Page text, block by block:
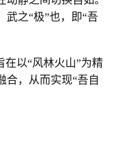
武之“极”也，即“吾
在以“风林火山”为精
合，从而实现“吾自